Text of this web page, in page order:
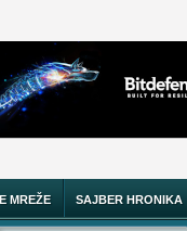
MREŽE SAJBER HRONIKA